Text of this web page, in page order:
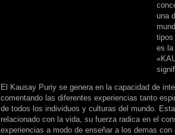
una
tipos
es la
El Kausay Puriy se genera en la capacidad de
comentando las diferentes experiencias tanto
de todos los individuos y culturas del mundo.
relacionado con la vida, su fuerza radica en el
experiencias a modo de enseñar a los demas